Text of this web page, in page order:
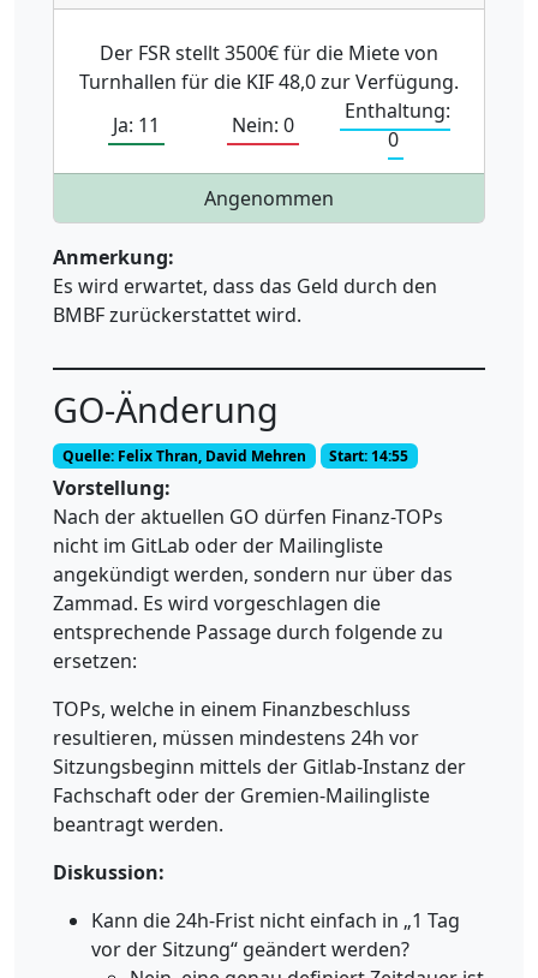
Der FSR stellt 3500€ für die Miete von
Turnhallen für die KIF 48,0 zur Verfügung.
Ja: 11
Nein: 0
Enthaltung:
0
Angenommen
Anmerkung:
Es wird erwartet, dass das Geld durch den
BMBF zurückerstattet wird.
GO-Änderung
Quelle: Felix Thran, David Mehren Start: 14:55
Vorstellung:
Nach der aktuellen GO dürfen Finanz-TOPs
nicht im GitLab oder der Mailingliste
angekündigt werden, sondern nur über das
Zammad. Es wird vorgeschlagen die
entsprechende Passage durch folgende zu
ersetzen:
TOPs, welche in einem Finanzbeschluss
resultieren, müssen mindestens 24h vor
Sitzungsbeginn mittels der Gitlab-Instanz der
Fachschaft oder der Gremien-Mailingliste
beantragt werden.
Diskussion:
Kann die 24h-Frist nicht einfach in „1 Tag
vor der Sitzung“ geändert werden?